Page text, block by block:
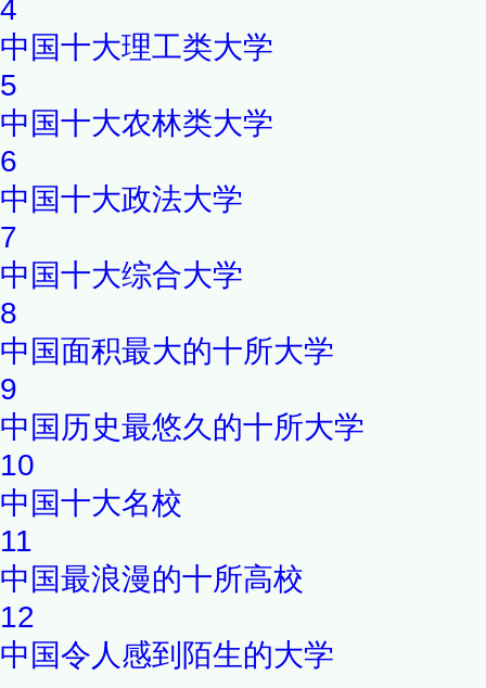
4
中国十大理工类大学
5
中国十大农林类大学
6
中国十大政法大学
7
中国十大综合大学
8
中国面积最大的十所大学
9
中国历史最悠久的十所大学
10
中国十大名校
11
中国最浪漫的十所高校
12
中国令人感到陌生的大学